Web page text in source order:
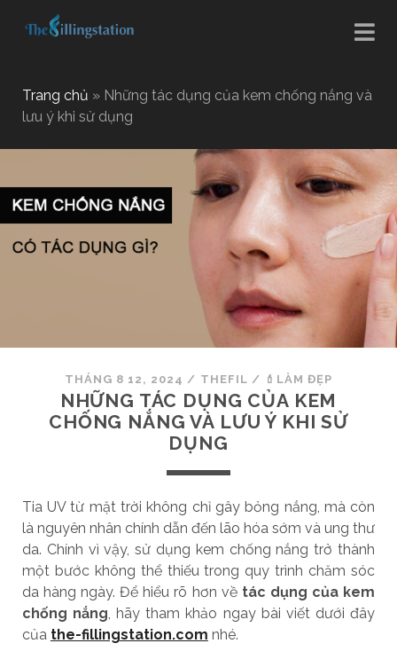
Trang chủ » Những tác dụng của kem chống nắng và
lưu ý khi sử dụng
THÁNG 8 12, 2024 / THEFIL / 💄LÀM ĐẸP
NHỮNG TÁC DỤNG CỦA KEM
CHỐNG NẮNG VÀ LƯU Ý KHI SỬ
DỤNG
Tia UV từ mặt trời không chỉ gây bỏng nắng, mà còn
là nguyên nhân chính dẫn đến lão hóa sớm và ung thư
da. Chính vì vậy, sử dụng kem chống nắng trở thành
một bước không thể thiếu trong quy trình chăm sóc
da hàng ngày. Để hiểu rõ hơn về tác dụng của kem
chống nắng, hãy tham khảo ngay bài viết dưới đây
của the-fillingstation.com nhé.